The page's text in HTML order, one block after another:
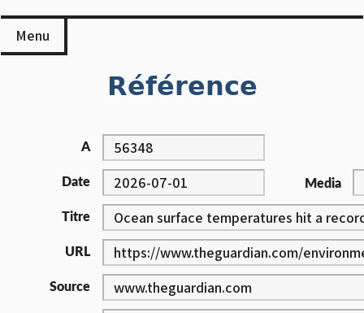
Menu
Référence
A
Date Media
Titre
URL
Source